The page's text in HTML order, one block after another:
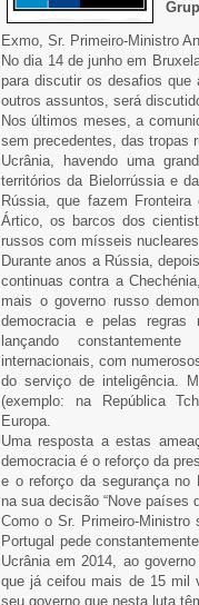
Exmo, Sr. Primeiro-Ministro
No dia 14 de junho em
para discutir os desafios que
outros assuntos, será
Nos últimos meses, a
sem precedentes, das tropas
Ucrânia, havendo uma
territórios da Bielorrússia e
Rússia, que fazem
Ártico, os barcos dos
russos com mísseis
Durante anos a Rússia,
continuas contra a
mais o governo russo
democracia e pelas regras
lançando
internacionais, com
do serviço de inteligência.
(exemplo: na República
Europa.
Uma resposta a estas
democracia é o reforço da
e o reforço da segurança no
na sua decisão “Nove países
Como o Sr. Primeiro-Ministro
Portugal pede
Ucrânia em 2014, ao
que já ceifou mais de 15 mil
seu governo que nesta luta